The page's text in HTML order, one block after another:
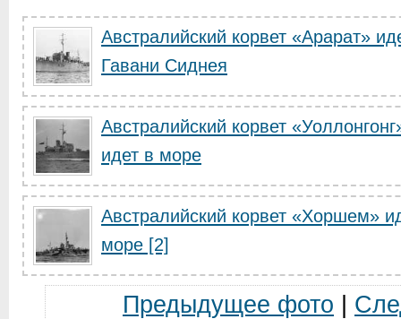
Австралийский корвет «Арарат»
Гавани Сиднея
Австралийский корвет
идет в море
Австралийский корвет «Хоршем»
море [2]
Предыдущее фото